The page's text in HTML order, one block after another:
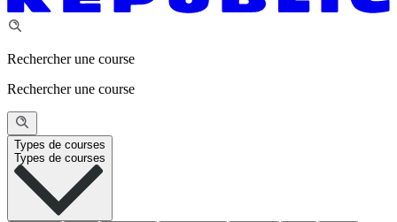
Rechercher une course
Rechercher une course
Types de courses
Types de courses